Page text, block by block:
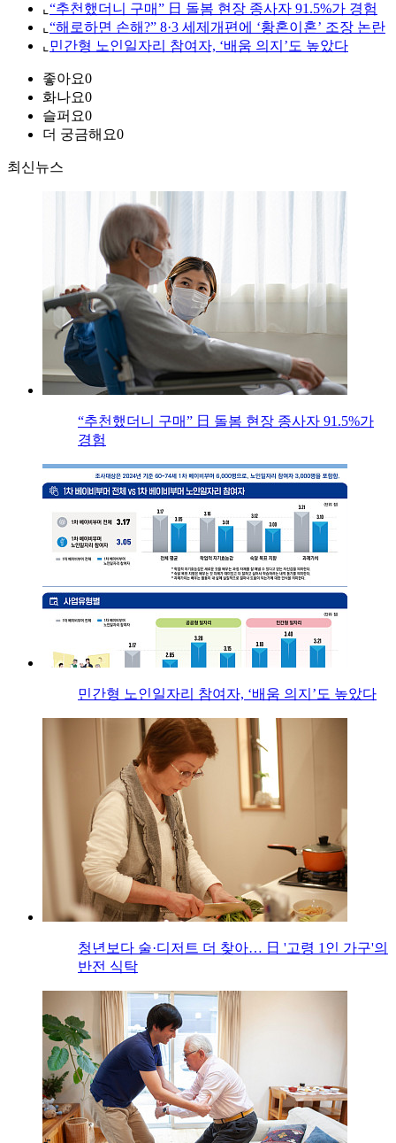
⌞ “추천했더니 구매” 日 돌봄 현장 종사자 91.5%가 경험
⌞ “해로하면 손해?” 8·3 세제개편에 ‘황혼이혼’ 조장 논란
⌞ 민간형 노인일자리 참여자, ‘배움 의지’도 높았다
좋아요0
화나요0
슬퍼요0
더 궁금해요0
최신뉴스
“추천했더니 구매” 日 돌봄 현장 종사자 91.5%가
경험
민간형 노인일자리 참여자, ‘배움 의지’도 높았다
청년보다 술·디저트 더 찾아… 日 '고령 1인 가구'의
반전 식탁